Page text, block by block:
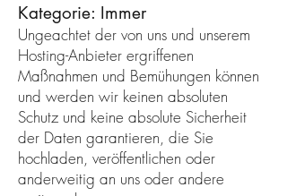
Kategorie: Immer
Ungeachtet der von uns und unserem
Hosting-Anbieter ergriffenen
Maßnahmen und Bemühungen können
und werden wir keinen absoluten
Schutz und keine absolute Sicherheit
der Daten garantieren, die Sie
hochladen, veröffentlichen oder
anderweitig an uns oder andere